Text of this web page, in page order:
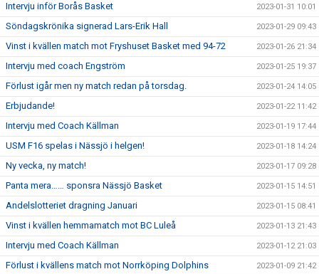
Intervju inför Borås Basket 2023-01-31 10:01
Söndagskrönika signerad Lars-Erik Hall 2023-01-29 09:43
Vinst i kvällen match mot Fryshuset Basket med 94-72 2023-01-26 21:34
Intervju med coach Engström 2023-01-25 19:37
Förlust igår men ny match redan på torsdag. 2023-01-24 14:05
Erbjudande! 2023-01-22 11:42
Intervju med Coach Källman 2023-01-19 17:44
USM F16 spelas i Nässjö i helgen! 2023-01-18 14:24
Ny vecka, ny match! 2023-01-17 09:28
Panta mera…… sponsra Nässjö Basket 2023-01-15 14:51
Andelslotteriet dragning Januari 2023-01-15 08:41
Vinst i kvällen hemmamatch mot BC Luleå 2023-01-13 21:43
Intervju med Coach Källman 2023-01-12 21:03
Förlust i kvällens match mot Norrköping Dolphins 2023-01-09 21:42